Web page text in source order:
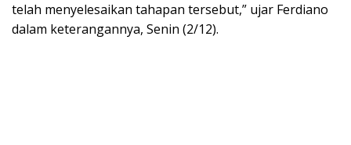
telah menyelesaikan tahapan tersebut,” ujar Ferdiano
dalam keterangannya, Senin (2/12).